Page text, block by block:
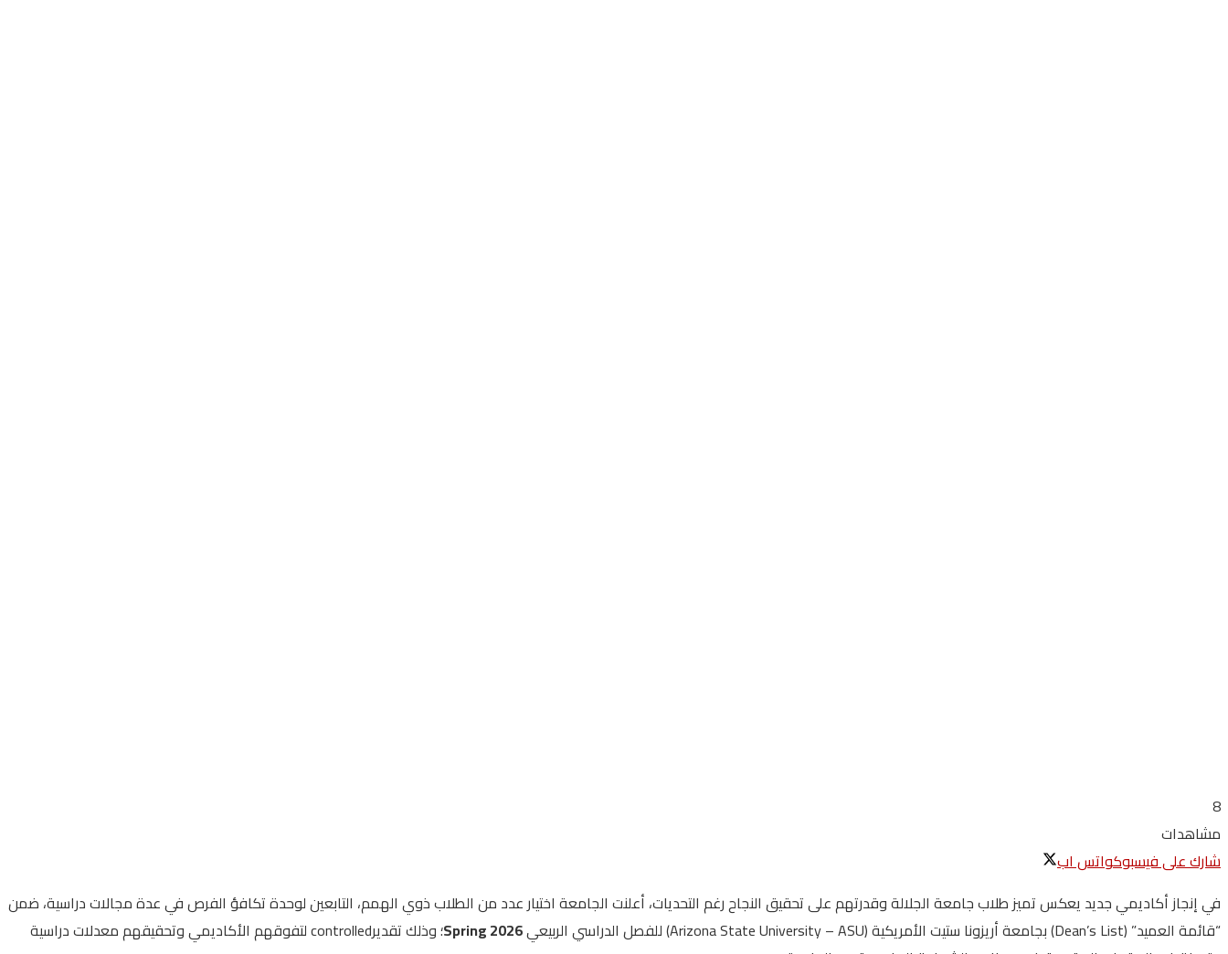
8
مشاهدات
شارك على فيسبوكواتس اب
في إنجاز أكاديمي جديد يعكس تميز طلاب جامعة الجلالة وقدرتهم على تحقيق النجاح رغم التحديات، أعلنت الجامعة اختيار عدد من الطلاب ذوي الهمم، التابعين لوحدة تكافؤ الفرص في عدة مجالات دراسية، ضمن
“قائمة العميد” (Dean’s List) بجامعة أريزونا ستيت الأمريكية (Arizona State University – ASU) للفصل الدراسي الربيعي
Spring 2026
؛ وذلك تقديرcontrolled لتفوقهم الأكاديمي وتحقيقهم معدلات دراسية